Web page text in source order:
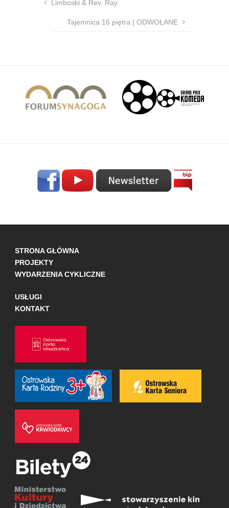
Limboski & Rev. Ray
Tajemnica 16 piętra | ODWOŁANE
STRONA GŁÓWNA
PROJEKTY
WYDARZENIA CYKLICZNE
USŁUGI
KONTAKT